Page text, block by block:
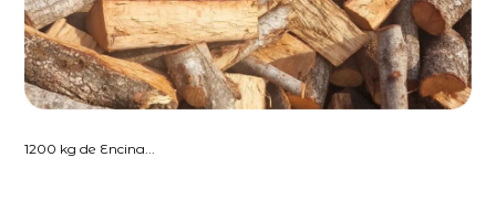
1200 kg de Encina...